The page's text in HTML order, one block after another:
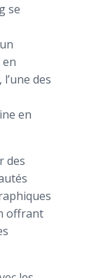
se
l’une des
en
des
offrant